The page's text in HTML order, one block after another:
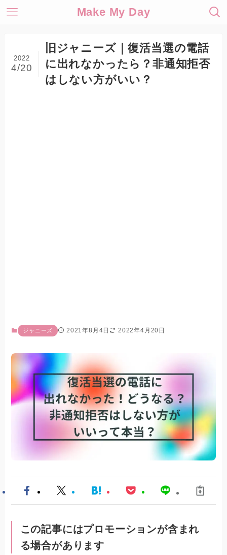
Make My Day
旧ジャニーズ｜復活当選の電話
に出れなかったら？非通知拒否
はしない方がいい？
2022
4/20
ジャニーズ 2021年8月4日 2022年4月20日
この記事にはプロモーションが含まれ
る場合があります